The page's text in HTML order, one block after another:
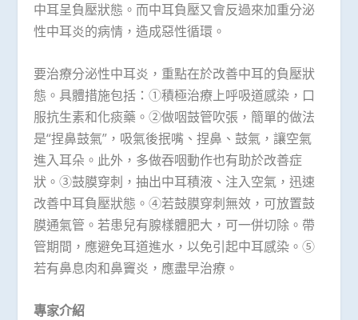
中耳呈負壓狀態。而中耳負壓又會反過來加重分泌
性中耳炎的病情，造成惡性循環。
要治療分泌性中耳炎，重點在於改善中耳的負壓狀
態。具體措施包括：①積極治療上呼吸道感染，口
服抗生素和化痰藥。②做咽鼓管吹張，簡單的做法
是“捏鼻鼓氣”，吸氣後抿嘴、捏鼻、鼓氣，讓空氣
進入耳朵。此外，多做吞咽動作也有助於改善症
狀。③鼓膜穿刺，抽出中耳積液、注入空氣，迅速
改善中耳負壓狀態。④若鼓膜穿刺無效，可放置鼓
膜通氣管。若患兒有腺樣體肥大，可一併切除。帶
管期間，應避免耳道進水，以免引起中耳感染。⑤
若有鼻息肉和鼻竇炎，應盡早治療。
專家介紹